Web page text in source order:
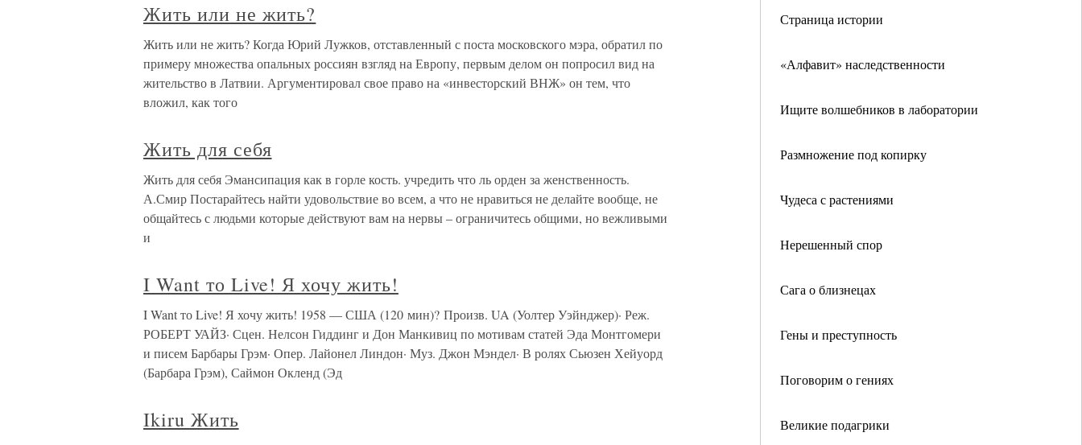
Страница истории
«Алфавит» наследственности
Ищите волшебников в лаборатории
Размножение под копирку
Чудеса с растениями
Нерешенный спор
Сага о близнецах
Гены и преступность
Поговорим о гениях
Великие подагрики
Жить или не жить?
Жить или не жить? Когда Юрий Лужков, отставленный с поста московского мэра, обратил по
примеру множества опальных россиян взгляд на Европу, первым делом он попросил вид на
жительство в Латвии. Аргументировал свое право на «инвесторский ВНЖ» он тем, что
вложил, как того
Жить для себя
Жить для себя Эмансипация как в горле кость. учредить что ль орден за женственность.
А.Смир Постарайтесь найти удовольствие во всем, а что не нравиться не делайте вообще, не
общайтесь с людьми которые действуют вам на нервы – ограничитесь общими, но вежливыми
и
I Want то Live! Я хочу жить!
I Want то Live! Я хочу жить! 1958 — США (120 мин)? Произв. UA (Уолтер Уэйнджер)· Реж.
РОБЕРТ УАЙЗ· Сцен. Нелсон Гиддинг и Дон Манкивиц по мотивам статей Эда Монтгомери
и писем Барбары Грэм· Опер. Лайонел Линдон· Муз. Джон Мэндел· В ролях Сьюзен Хейуорд
(Барбара Грэм), Саймон Окленд (Эд
Ikiru Жить